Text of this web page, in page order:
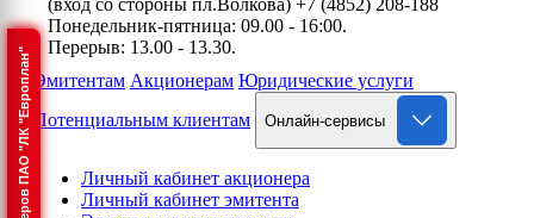
(вход со стороны пл.Волкова) +7 (4852) 208-188
Понедельник-пятница: 09.00 - 16:00.
Перерыв: 13.00 - 13.30.
Эмитентам Акционерам Юридические услуги
Потенциальным клиентам
Онлайн-сервисы
Личный кабинет акционера
Личный кабинет эмитента